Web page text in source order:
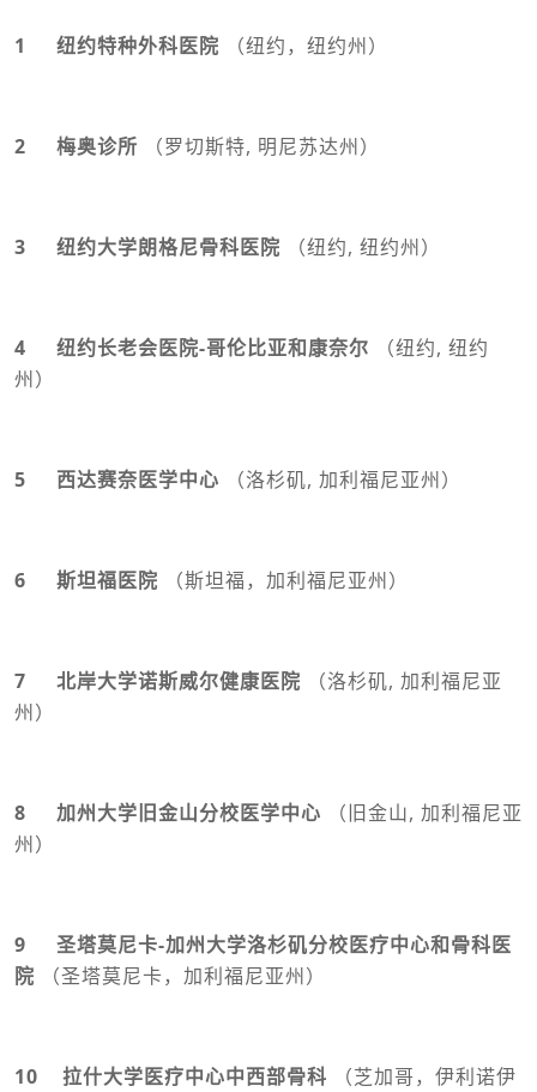
1 纽约特种外科医院 （纽约，纽约州）
2 梅奥诊所 （罗切斯特, 明尼苏达州）
3 纽约大学朗格尼骨科医院 （纽约, 纽约州）
4 纽约长老会医院-哥伦比亚和康奈尔 （纽约, 纽约
州）
5 西达赛奈医学中心 （洛杉矶, 加利福尼亚州）
6 斯坦福医院 （斯坦福，加利福尼亚州）
7 北岸大学诺斯威尔健康医院 （洛杉矶, 加利福尼亚
州）
8 加州大学旧金山分校医学中心 （旧金山, 加利福尼亚
州）
9 圣塔莫尼卡-加州大学洛杉矶分校医疗中心和骨科医
院 （圣塔莫尼卡，加利福尼亚州）
10 拉什大学医疗中心中西部骨科 （芝加哥，伊利诺伊